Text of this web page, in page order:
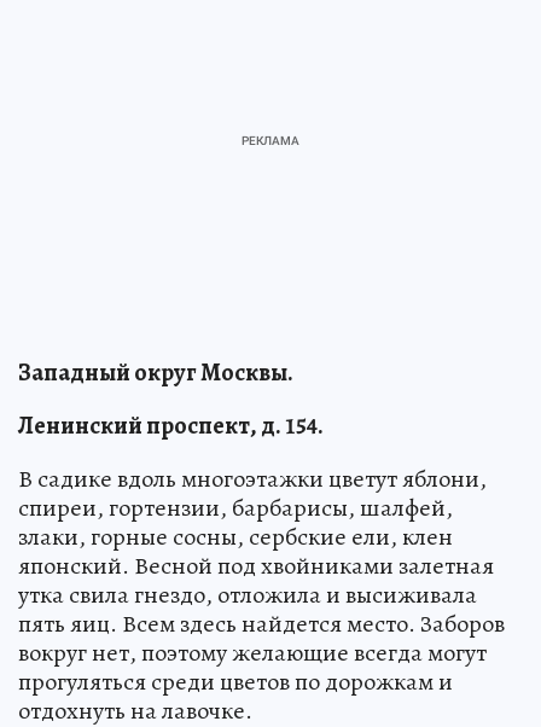
Западный округ Москвы.
Ленинский проспект, д. 154.
В садике вдоль многоэтажки цветут яблони,
спиреи, гортензии, барбарисы, шалфей,
злаки, горные сосны, сербские ели, клен
японский. Весной под хвойниками залетная
утка свила гнездо, отложила и высиживала
пять яиц. Всем здесь найдется место. Заборов
вокруг нет, поэтому желающие всегда могут
прогуляться среди цветов по дорожкам и
отдохнуть на лавочке.